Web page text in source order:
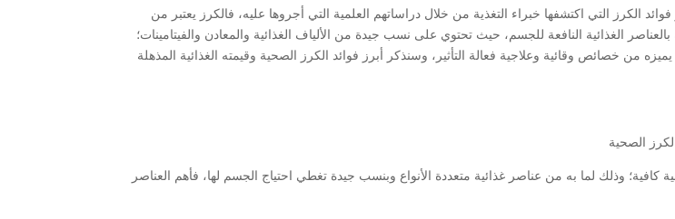
الكرز التي اكتشفها خبراء التغذية من خلال دراساتهم العلمية التي أجروها عليه، فالكرز يعتبر من
الغذائية النافعة للجسم، حيث تحتوي على نسب جيدة من الألياف الغذائية والمعادن والفيتامينات؛
من خصائص وقائية وعلاجية فعالة التأثير، وسنذكر أبرز فوائد الكرز الصحية وقيمته الغذائية المذهلة
كافية؛ وذلك لما به من عناصر غذائية متعددة الأنواع وبنسب جيدة تغطي احتياج الجسم لها، فأهم العناصر